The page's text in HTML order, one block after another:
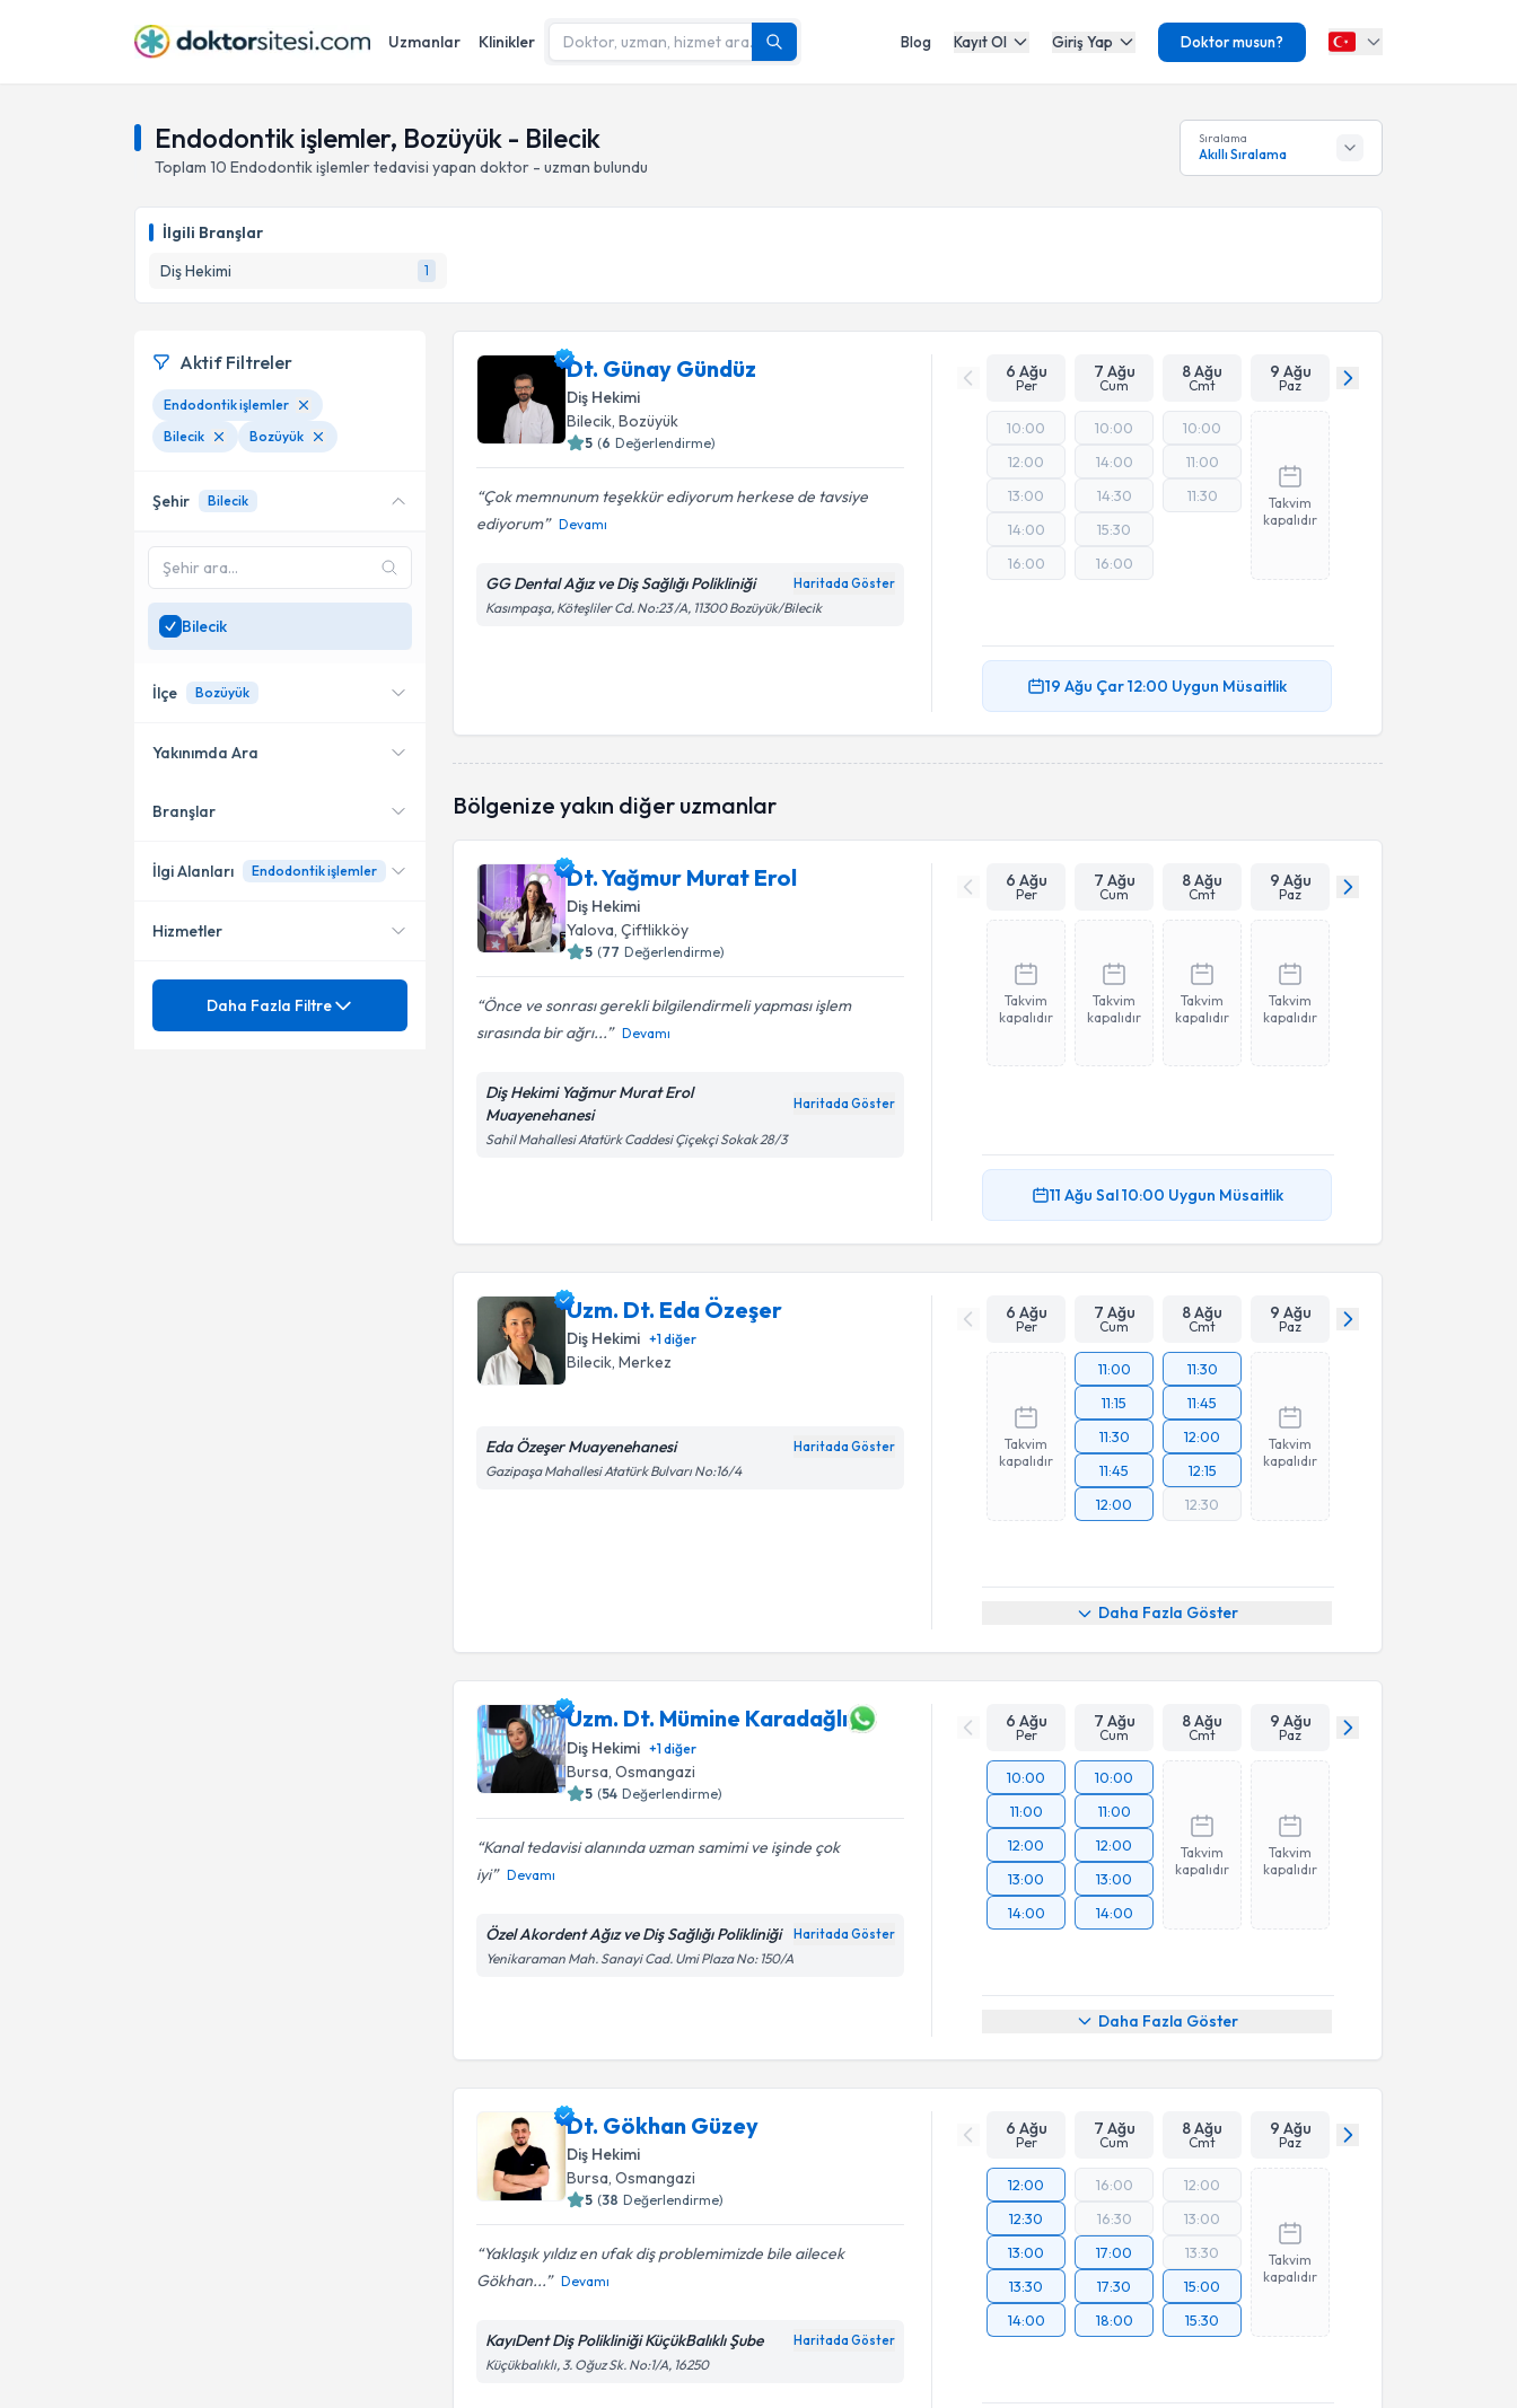
Uzmanlar Klinikler Blog Kayıt Ol Giriş Yap Doktor musun?
Endodontik işlemler, Bozüyük - Bilecik
Toplam 10 Endodontik işlemlertedavisi yapan doktor - uzman bulundu
Sıralama
Akıllı Sıralama
İlgili Branşlar
Diş Hekimi
1
Dt. Günay Gündüz
Diş Hekimi
Bilecik, Bozüyük
5 (6 Değerlendirme)
Çok memnunum teşekkür ediyorum herkese de tavsiye
ediyorum
Devamı
GG Dental Ağız ve Diş Sağlığı Polikliniği Haritada Göster
Kasımpaşa, Köteşliler Cd. No:23 /A, 11300 Bozüyük/Bilecik
6 Ağu
Per
7 Ağu
Cum
8 Ağu
Cmt
9 Ağu
Paz
10:00
12:00
13:00
14:00
16:00
10:00
14:00
14:30
15:30
16:00
10:00
11:00
11:30
Takvim
kapalıdır
19 Ağu Çar12:00 Uygun Müsaitlik
Bölgenize yakın diğer uzmanlar
Dt. Yağmur Murat Erol
Diş Hekimi
Yalova, Çiftlikköy
5 (77 Değerlendirme)
Önce ve sonrası gerekli bilgilendirmeli yapması işlem
sırasında bir ağrı...
Devamı
Diş Hekimi Yağmur Murat Erol
Muayenehanesi
Haritada Göster
Sahil Mahallesi Atatürk Caddesi Çiçekçi Sokak 28/3
6 Ağu
Per
7 Ağu
Cum
8 Ağu
Cmt
9 Ağu
Paz
Takvim
kapalıdır
Takvim
kapalıdır
Takvim
kapalıdır
Takvim
kapalıdır
11 Ağu Sal10:00 Uygun Müsaitlik
Uzm. Dt. Eda Özeşer
Diş Hekimi +1diğer
Bilecik, Merkez
Eda Özeşer Muayenehanesi Haritada Göster
Gazipaşa Mahallesi Atatürk Bulvarı No:16/4
6 Ağu
Per
7 Ağu
Cum
8 Ağu
Cmt
9 Ağu
Paz
Takvim
kapalıdır
11:00
11:15
11:30
11:45
12:00
11:30
11:45
12:00
12:15
12:30
Takvim
kapalıdır
Daha Fazla Göster
Uzm. Dt. Mümine Karadağlı
Diş Hekimi +1diğer
Bursa , Osmangazi
5 (54 Değerlendirme)
Kanal tedavisi alanında uzman samimi ve işinde çok
iyi
Devamı
Özel Akordent Ağız ve Diş Sağlığı Polikliniği Haritada Göster
Yenikaraman Mah. Sanayi Cad. Umi Plaza No: 150/A
6 Ağu
Per
7 Ağu
Cum
8 Ağu
Cmt
9 Ağu
Paz
10:00
11:00
12:00
13:00
14:00
10:00
11:00
12:00
13:00
14:00
Takvim
kapalıdır
Takvim
kapalıdır
Daha Fazla Göster
Dt. Gökhan Güzey
Diş Hekimi
Bursa, Osmangazi
5 (38 Değerlendirme)
Yaklaşık yıldız en ufak diş problemimizde bile ailecek
Gökhan...
Devamı
KayıDent Diş Polikliniği KüçükBalıklı Şube Haritada Göster
Küçükbalıklı, 3. Oğuz Sk. No:1/A, 16250
6 Ağu
Per
7 Ağu
Cum
8 Ağu
Cmt
9 Ağu
Paz
12:00
12:30
13:00
13:30
14:00
16:00
16:30
17:00
17:30
18:00
12:00
13:00
13:30
15:00
15:30
Takvim
kapalıdır
Aktif Filtreler
Endodontik işlemler
Bilecik
Bozüyük
Şehir Bilecik
Bilecik
İlçe Bozüyük
Bozüyük
Merkez
Yakınımda Ara
Konumuma yakın uzmanları
Branşlar
Diş Hekimi
İlgi Alanları Endodontik işlemler
20 Lik Diş Çekimi
Hizmetler
Mezuniyet
Daha Fazla Filtre